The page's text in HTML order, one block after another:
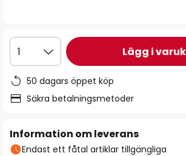
1 Lägg i
50 dagars öppet köp
Säkra betalningsmetoder
Information om leverans
Endast ett fåtal artiklar tillgängliga